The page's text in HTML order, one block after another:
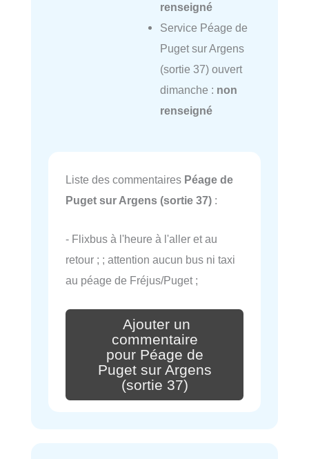
renseigné
Service Péage de
Puget sur Argens
(sortie 37) ouvert
dimanche : non
renseigné
Liste des commentaires Péage de
Puget sur Argens (sortie 37) :
- Flixbus à l'heure à l'aller et au
retour ; ; attention aucun bus ni taxi
au péage de Fréjus/Puget ;
Ajouter un
commentaire
pour Péage de
Puget sur Argens
(sortie 37)